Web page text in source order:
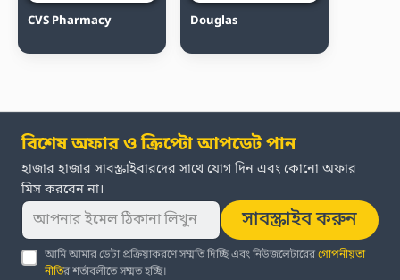
CVS Pharmacy Douglas
বিশেষ অফার ও ক্রিপ্টো আপডেট পান
হাজার হাজার সাবস্ক্রাইবারদের সাথে যোগ দিন এবং কোনো অফার
মিস করবেন না।
সাবস্ক্রাইব করুন
আমি আমার ডেটা প্রক্রিয়াকরণে সম্মতি দিচ্ছি এবং নিউজলেটারেরগোপনীয়তা
নীতির শর্তাবলীতে সম্মত হচ্ছি।